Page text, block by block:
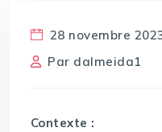
28 novembre
Par dalmeida1
Contexte :